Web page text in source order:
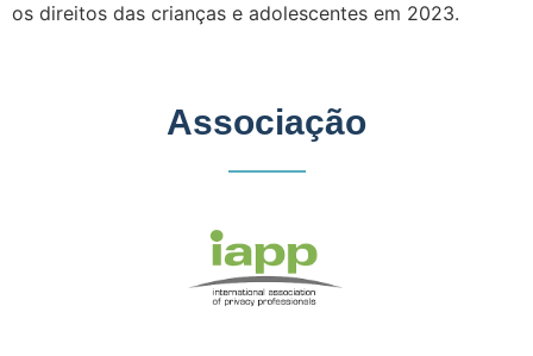
os direitos das crianças e adolescentes em 2023.
Associação